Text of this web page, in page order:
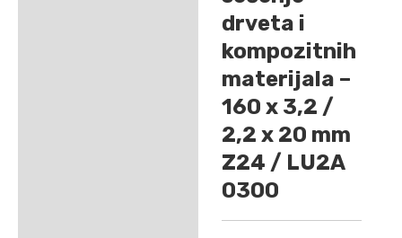
drveta i
kompozitnih
materijala –
160 x 3,2 /
2,2 x 20 mm
Z24 / LU2A
0300